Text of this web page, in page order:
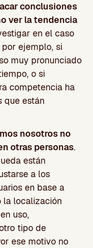
conclusiones
ver la tendencia
en el caso
ejemplo, si
muy pronunciado
o si
competencia ha
que están
nosotros no
otras personas.
están
a los
en base a
la localización
uso,
tipo de
ese motivo no